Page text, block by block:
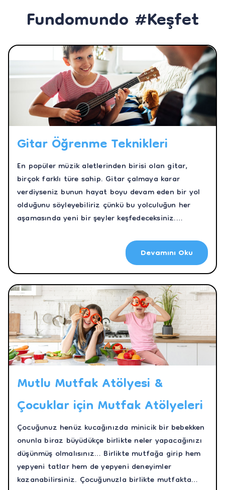
Fundomundo #Keşfet
Gitar Öğrenme Teknikleri
En popüler müzik aletlerinden birisi olan gitar,
birçok farklı türe sahip. Gitar çalmaya karar
verdiyseniz bunun hayat boyu devam eden bir yol
olduğunu söyleyebiliriz çünkü bu yolculuğun her
aşamasında yeni bir şeyler keşfedeceksiniz.
başlangıç yapmak her şeyden önemli. Bu nedenle
sizin için gitar öğrenme tekniklerine dair merak
edilenleri araştırdık.
Devamını Oku
Mutlu Mutfak Atölyesi &
Çocuklar için Mutfak Atölyeleri
Çocuğunuz henüz kucağınızda minicik bir bebekken
onunla biraz büyüdükçe birlikte neler yapacağınızı
düşünmüş olmalısınız… Birlikte mutfağa girip hem
yepyeni tatlar hem de yepyeni deneyimler
kazanabilirsiniz. Çocuğunuzla birlikte mutfakta